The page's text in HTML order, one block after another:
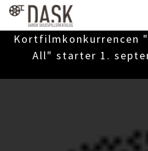
Kortfilmkonkurrencen
All" starter 1.